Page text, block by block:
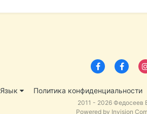
Язык Политика конфиденциальности
2011 - 2026 Федосеев
Powered by Invision